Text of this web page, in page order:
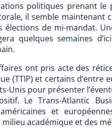
politiques prenant
il semble maintenant
élections de mi-mandat.
quelques semaines
ont pris acte des
(TTIP) et certains d’entre
Unis pour présenter
Le Trans-Atlantic
et
milieu académique et des